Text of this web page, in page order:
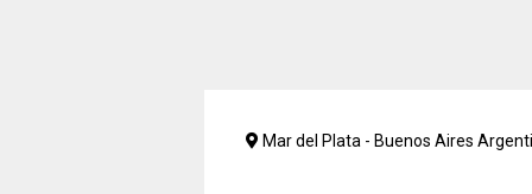
Mar del Plata - Buenos Aires